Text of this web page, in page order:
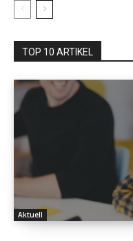
TOP 10 ARTIKEL
Aktuell